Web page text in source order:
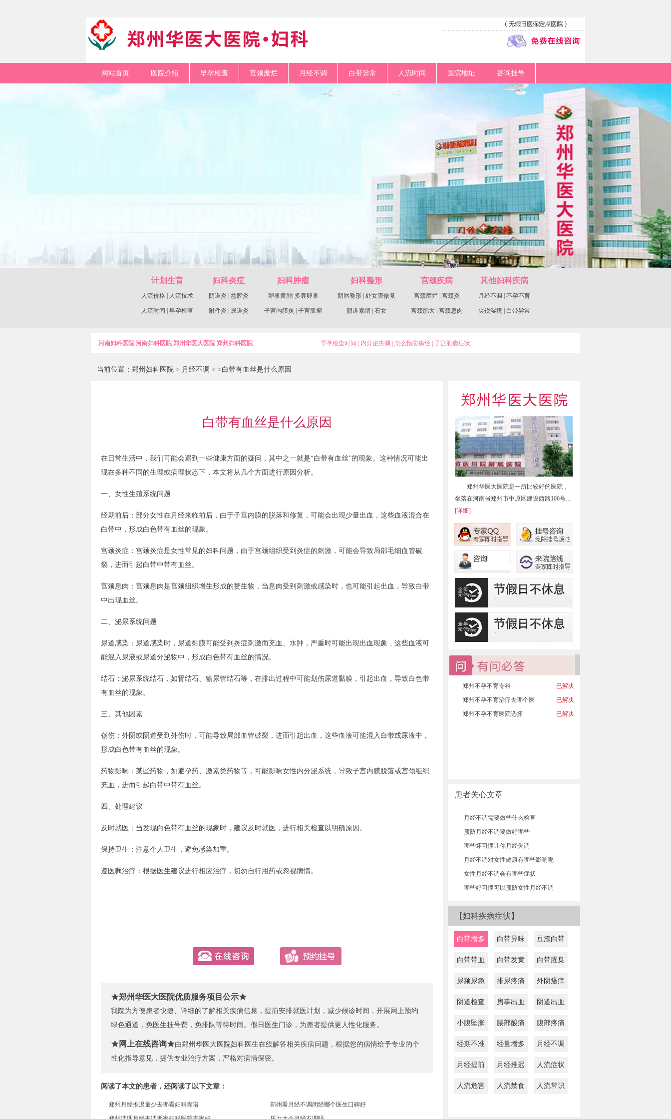
网站首页 医院介绍 早孕检查 宫颈糜烂 月经不调 白带异常 人流时间 医院地址 咨询挂号
计划生育
人流价格 人流技术
人流时间 早孕检查
妇科炎症
阴道炎 盆腔炎
附件炎 尿道炎
妇科肿瘤
卵巢囊肿| 多囊卵巢
子宫内膜炎 子宫肌瘤
妇科整形
阴唇整形 处女膜修复
阴道紧缩 石女
宫颈疾病
宫颈糜烂 宫颈炎
宫颈肥大 宫颈息肉
其他妇科疾病
月经不调 不孕不育
尖锐湿疣 白带异常
早孕检查时间 内分泌失调 怎么预防痛经 子宫肌瘤症状
河南妇科医院 河南妇科医院 郑州华医大医院 郑州妇科医院
当前位置： 郑州妇科医院 > 月经不调 > >白带有血丝是什么原因
白带有血丝是什么原因
在日常生活中，我们可能会遇到一些健康方面的疑问，其中之一就是“白带有血丝”的现象。这种情况可能出
现在多种不同的生理或病理状态下，本文将从几个方面进行原因分析。
一、女性生殖系统问题
经期前后：部分女性在月经来临前后，由于子宫内膜的脱落和修复，可能会出现少量出血，这些血液混合在
白带中，形成白色带有血丝的现象。
宫颈炎症：宫颈炎症是女性常见的妇科问题，由于宫颈组织受到炎症的刺激，可能会导致局部毛细血管破
裂，进而引起白带中带有血丝。
宫颈息肉：宫颈息肉是宫颈组织增生形成的赘生物，当息肉受到刺激或感染时，也可能引起出血，导致白带
中出现血丝。
二、泌尿系统问题
尿道感染：尿道感染时，尿道黏膜可能受到炎症刺激而充血、水肿，严重时可能出现出血现象，这些血液可
能混入尿液或尿道分泌物中，形成白色带有血丝的情况。
结石：泌尿系统结石，如肾结石、输尿管结石等，在排出过程中可能划伤尿道黏膜，引起出血，导致白色带
有血丝的现象。
三、其他因素
创伤：外阴或阴道受到外伤时，可能导致局部血管破裂，进而引起出血，这些血液可能混入白带或尿液中，
形成白色带有血丝的现象。
药物影响：某些药物，如避孕药、激素类药物等，可能影响女性内分泌系统，导致子宫内膜脱落或宫颈组织
充血，进而引起白带中带有血丝。
四、处理建议
及时就医：当发现白色带有血丝的现象时，建议及时就医，进行相关检查以明确原因。
保持卫生：注意个人卫生，避免感染加重。
遵医嘱治疗：根据医生建议进行相应治疗，切勿自行用药或忽视病情。
★郑州华医大医院优质服务项目公示★
我院为方便患者快捷、详细的了解相关疾病信息，提前安排就医计划，减少候诊时间，开展网上预约
绿色通道，免医生挂号费，免排队等待时间。假日医生门诊，为患者提供更人性化服务。
★网上在线咨询★由郑州华医大医院妇科医生在线解答相关疾病问题，根据您的病情给予专业的个
性化指导意见，提供专业治疗方案，严格对病情保密。
阅读了本文的患者，还阅读了以下文章：
郑州月经推迟量少去哪看妇科靠谱
郑州看月经不调闭经哪个医生口碑好
郑州华医大医院是一所比较好的医院，
坐落在河南省郑州市中原区建设西路106号…
[详细]
已解决
郑州不孕不育专科
已解决
郑州不孕不育治疗去哪个医
已解决
郑州不孕不育医院选择
患者关心文章
月经不调需要做些什么检查
预防月经不调要做好哪些
哪些坏习惯让你月经失调
月经不调对女性健康有哪些影响呢
女性月经不调会有哪些症状
哪些好习惯可以预防女性月经不调
【妇科疾病症状】
白带增多 白带异味 豆渣白带
白带带血 白带发黄 白带腥臭
尿频尿急 排尿疼痛 外阴瘙痒
阴道检查 房事出血 阴道出血
小腹坠胀 腰部酸痛 腹部疼痛
经期不准 经量增多 月经不调
月经提前 月经推迟 人流症状
人流危害 人流禁食 人流常识